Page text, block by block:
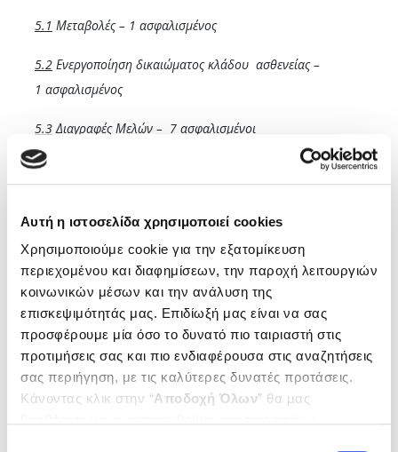
Αυτή η ιστοσελίδα χρησιμοποιεί cookies
Χρησιμοποιούμε cookie για την εξατομίκευση
περιεχομένου και διαφημίσεων, την παροχή λειτουργιών
κοινωνικών μέσων και την ανάλυση της
επισκεψιμότητάς μας. Επιδίωξή μας είναι να σας
προσφέρουμε μία όσο το δυνατό πιο ταιριαστή στις
προτιμήσεις σας και πιο ενδιαφέρουσα στις αναζητήσεις
σας περιήγηση, με τις καλύτερες δυνατές προτάσεις.
Κάνοντας κλικ στην “Αποδοχή Όλων” θα μας
5.1 Μεταβολές – 1 ασφαλισμένος
5.2 Ενεργοποίηση δικαιώματος κλάδου ασθενείας –
1 ασφαλισμένος
5.3Διαγραφές Μελών – 7 ασφαλισμένοι
5.4
Απονομή Εφάπαξ Οικονομικής Ενίσχυσης με
5.5Παράταση συνταξιοδότησης λόγω αναπηρίας –
1ασφαλισμένος
5.6Ενημερωτικό σημείωμα σχετικά με την πληρωμή
επικούρησης– 2 ασφαλισμένοι
5.7Αιτήσεις διακανονισμού οφειλών από εισφορές
κλάδουασθενείας – 2 ασφαλισμένοι